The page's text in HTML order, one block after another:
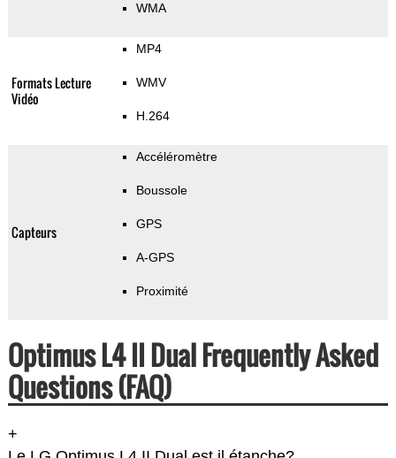
WMA
Formats Lecture
Vidéo
MP4
WMV
H.264
Capteurs
Accéléromètre
Boussole
GPS
A-GPS
Proximité
Optimus L4 II Dual Frequently Asked
Questions (FAQ)
+